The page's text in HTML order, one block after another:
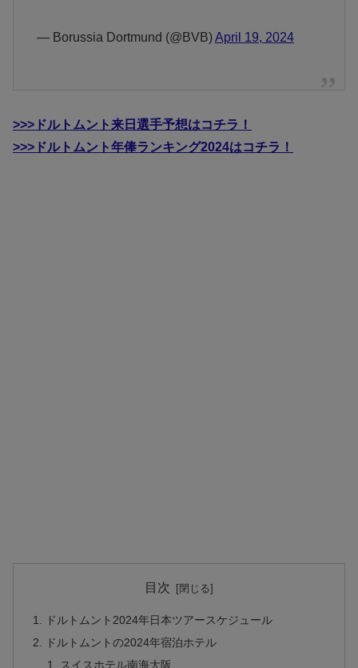
— Borussia Dortmund (@BVB)April 19, 2024
>>>ドルトムント来日選手予想はコチラ！
>>>ドルトムント年俸ランキング2024はコチラ！
目次
ドルトムント2024年日本ツアースケジュール
ドルトムントの2024年宿泊ホテル
スイスホテル南海大阪